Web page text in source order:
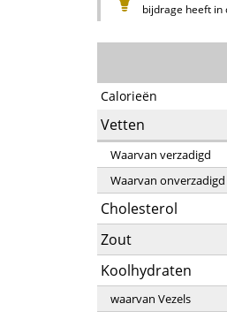
bijdrage heeft in
Calorieën
Vetten
Waarvan verzadigd
Waarvan onverzadigd
Cholesterol
Zout
Koolhydraten
waarvan Vezels